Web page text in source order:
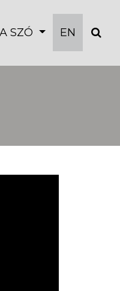
SZÓ EN